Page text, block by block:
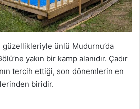
ünlü Mudurnu’da
yakın bir kamp alanıdır. Çadır
tercih ettiği, son dönemlerin en
biridir.